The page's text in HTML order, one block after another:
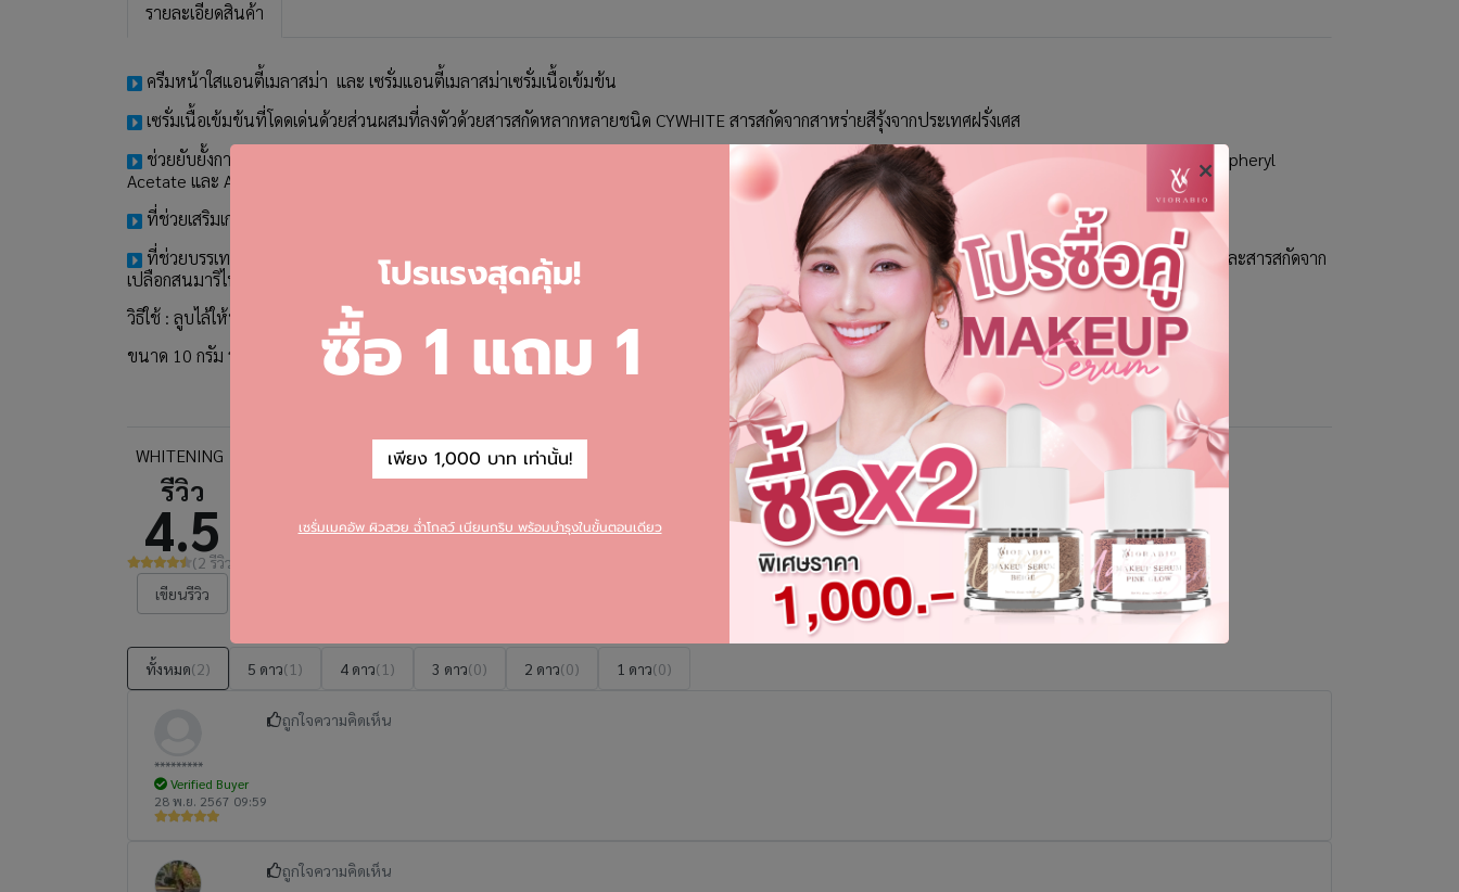
รายละเอียดสินค้า
ครีมหน้าใสแอนตี้เมลาสม่า และ เซรั่มแอนตี้เมลาสม่าเซรั่มเนื้อเข้มข้น
เซรั่มเนื้อเข้มข้นที่โดดเด่นด้วยส่วนผสมที่ลงตัวด้วยสารสกัดหลากหลายชนิด CYWHITE สารสกัดจากสาหร่ายสีรุ้งจากประเทศฝรั่งเศส
ช่วยยับยั้งการสร้างเม็ดสีเมลานินได้สูงสุด 90% ใน 16 วัน ผสานด้วย Paper Mulberry, Radish Extract, HYACTIVE, Sodium Hyaluronate, Nicotinamide, Tocopheryl
Acetate และ Acetyl Glucosamine
ที่ช่วยเสริมเกราะป้องกันผิว ช่วยลดเลือนฝ้า กระ และจุดด่างดำที่แก้ยากได้อยู่หมัด ทำให้ผิวกระจ่างใสและเรียบเนียน เหมาะกับทุกสภาพผิวด้วย CM-Glucan Forte
ที่ช่วยบรรเทาอาการระคายเคืองของผิวต่างๆ และในผิวแพ้ง่าย ช่วยบำรุงผิวล้ำลึก ยับยั้งการอักเสบของผิวหนัง ปกป้องผิวด้วยสารสกัดจาก Squalane, Pentavitin และสารสกัดจาก
เปลือกสนมาริไทม์ฝรั่งเศสที่พร้อมเติมเต็มความชุ่มชื้นให้ผิว สดใส เต่งตึง ประดุจผิวใหม่
วิธีใช้ : ลูบไล้ให้ทั่วใบหน้า เป็นประจำทุกวัน เช้า - ก่อนนอน
ขนาด 10 กรัม ราคา 690 บาท
WHITENING
รีวิว
4.5
(2 รีวิว)
เขียนรีวิว
(1)
ทั้งหมด(2) 5 ดาว(1) 4 ดาว(1) 3 ดาว(0) 2 ดาว(0) 1 ดาว(0)
*********
Verified Buyer
28 พ.ย. 2567 09:59
ถูกใจความคิดเห็น
ถูกใจความคิดเห็น
โปรแรงสุดคุ้ม!
ซื้อ 1 แถม 1
เพียง 1,000 บาท เท่านั้น!
เซรั่มเมคอัพ ผิวสวย ฉ่ำโกลว์ เนียนกริบ พร้อมบำรุงในขั้นตอนเดียว